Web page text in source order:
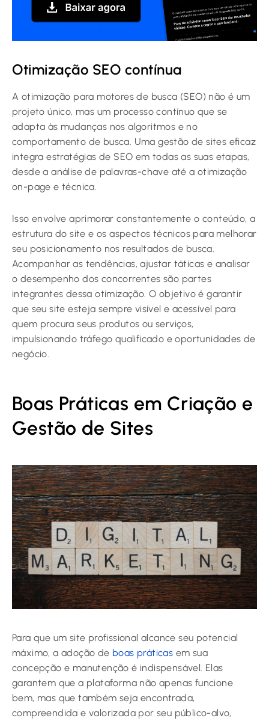
Otimização SEO contínua
A otimização para motores de busca (SEO) não é um
projeto único, mas um processo contínuo que se
adapta às mudanças nos algoritmos e no
comportamento de busca. Uma gestão de sites eficaz
integra estratégias de SEO em todas as suas etapas,
desde a análise de palavras-chave até a otimização
on-page e técnica.
Isso envolve aprimorar constantemente o conteúdo, a
estrutura do site e os aspectos técnicos para melhorar
seu posicionamento nos resultados de busca.
Acompanhar as tendências, ajustar táticas e analisar
o desempenho dos concorrentes são partes
integrantes dessa otimização. O objetivo é garantir
que seu site esteja sempre visível e acessível para
quem procura seus produtos ou serviços,
impulsionando tráfego qualificado e oportunidades de
negócio.
Boas Práticas em Criação e
Gestão de Sites
Para que um site profissional alcance seu potencial
máximo, a adoção de boas práticas em sua
concepção e manutenção é indispensável. Elas
garantem que a plataforma não apenas funcione
bem, mas que também seja encontrada,
compreendida e valorizada por seu público-alvo,